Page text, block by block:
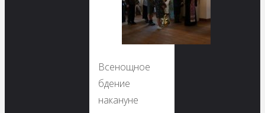
Всенощное
бдение
накануне